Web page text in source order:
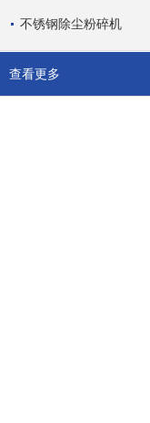
不锈钢除尘粉碎机
查看更多